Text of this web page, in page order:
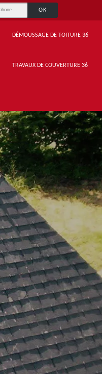
DÉMOUSSAGE DE TOITURE 36
TRAVAUX DE COUVERTURE 36